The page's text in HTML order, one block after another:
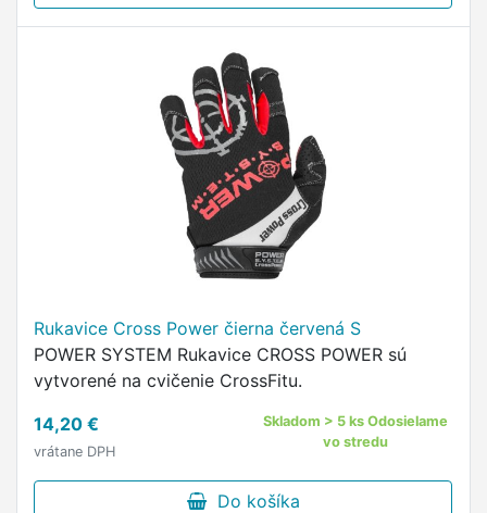
Rukavice Cross Power čierna červená S
POWER SYSTEM Rukavice CROSS POWER sú
vytvorené na cvičenie CrossFitu.
14,20 €
vrátane DPH
Skladom > 5 ks Odosielame
vo stredu
Do košíka